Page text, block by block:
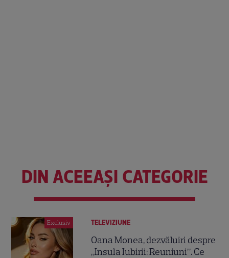
DIN ACEEAȘI CATEGORIE
Exclusiv TELEVIZIUNE
Oana Monea, dezvăluiri despre
„Insula Iubirii: Reuniuni”. Ce